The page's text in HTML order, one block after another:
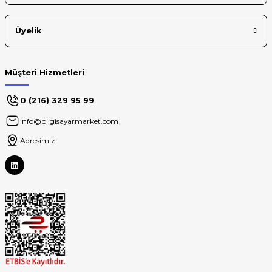
Üyelik
Müşteri Hizmetleri
0 (216) 329 95 99
info@bilgisayarmarket.com
Adresimiz